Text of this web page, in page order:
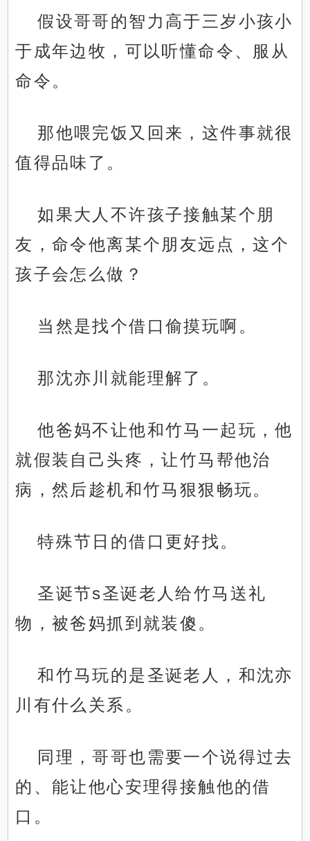
假设哥哥的智力高于三岁小孩小
于成年边牧，可以听懂命令、服从
命令。
那他喂完饭又回来，这件事就很
值得品味了。
如果大人不许孩子接触某个朋
友，命令他离某个朋友远点，这个
孩子会怎么做？
当然是找个借口偷摸玩啊。
那沈亦川就能理解了。
他爸妈不让他和竹马一起玩，他
就假装自己头疼，让竹马帮他治
病，然后趁机和竹马狠狠畅玩。
特殊节日的借口更好找。
圣诞节s圣诞老人给竹马送礼
物，被爸妈抓到就装傻。
和竹马玩的是圣诞老人，和沈亦
川有什么关系。
同理，哥哥也需要一个说得过去
的、能让他心安理得接触他的借
口。